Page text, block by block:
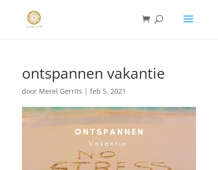
ontspannen vakantie
door Merel Gerrits | feb 5, 2021